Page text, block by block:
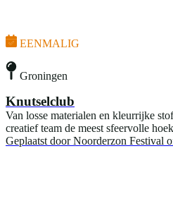
EENMALIG
Groningen
Knutselclub
Van losse materialen en kleurrijke
creatief team de meest sfeervolle
Geplaatst door Noorderzon Festival